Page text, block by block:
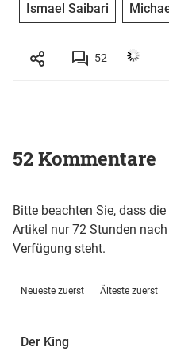
Ismael Saibari
52
52 Kommentare
Bitte beachten Sie, dass
Artikel nur 72 Stunden
Verfügung steht.
Neueste zuerst Älteste zuerst
Der King